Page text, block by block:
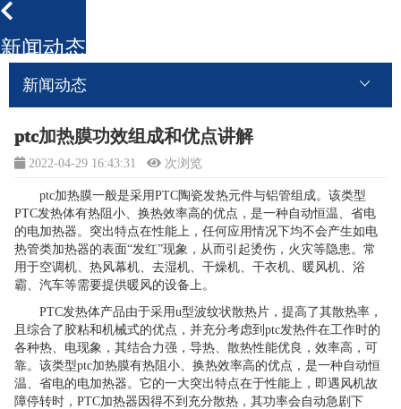
新闻动态
新闻动态
ptc加热膜功效组成和优点讲解
2022-04-29 16:43:31 次浏览
ptc加热膜一般是采用PTC陶瓷发热元件与铝管组成。该类型
PTC发热体有热阻小、换热效率高的优点，是一种自动恒温、省电
的电加热器。突出特点在性能上，任何应用情况下均不会产生如电
热管类加热器的表面“发红”现象，从而引起烫伤，火灾等隐患。常
用于空调机、热风幕机、去湿机、干燥机、干衣机、暖风机、浴
霸、汽车等需要提供暖风的设备上。
PTC发热体产品由于采用u型波纹状散热片，提高了其散热率，
且综合了胶粘和机械式的优点，并充分考虑到ptc发热件在工作时的
各种热、电现象，其结合力强，导热、散热性能优良，效率高，可
靠。该类型ptc加热膜有热阻小、换热效率高的优点，是一种自动恒
温、省电的电加热器。它的一大突出特点在于性能上，即遇风机故
障停转时，PTC加热器因得不到充分散热，其功率会自动急剧下